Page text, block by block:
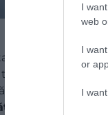
I
web
I
or
I
în analizele
în statele
Conform datelor
britanică.